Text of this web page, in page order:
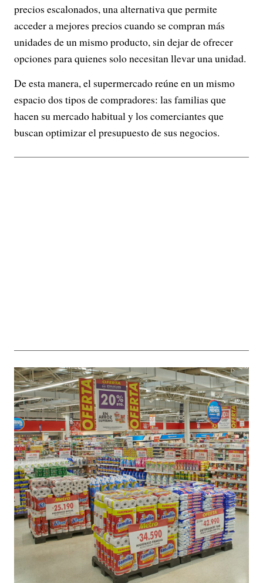
precios escalonados, una alternativa que permite
acceder a mejores precios cuando se compran más
unidades de un mismo producto, sin dejar de ofrecer
opciones para quienes solo necesitan llevar una unidad.
De esta manera, el supermercado reúne en un mismo
espacio dos tipos de compradores: las familias que
hacen su mercado habitual y los comerciantes que
buscan optimizar el presupuesto de sus negocios.